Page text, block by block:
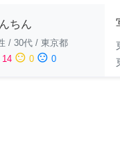
ちん
/ 30代 / 東京都
14 sentiment_neutral 0 sentiment_dissatisfied 0